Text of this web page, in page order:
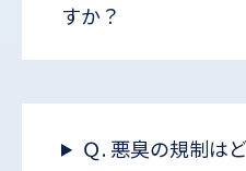
すか？
Ｑ. 悪臭の規制は